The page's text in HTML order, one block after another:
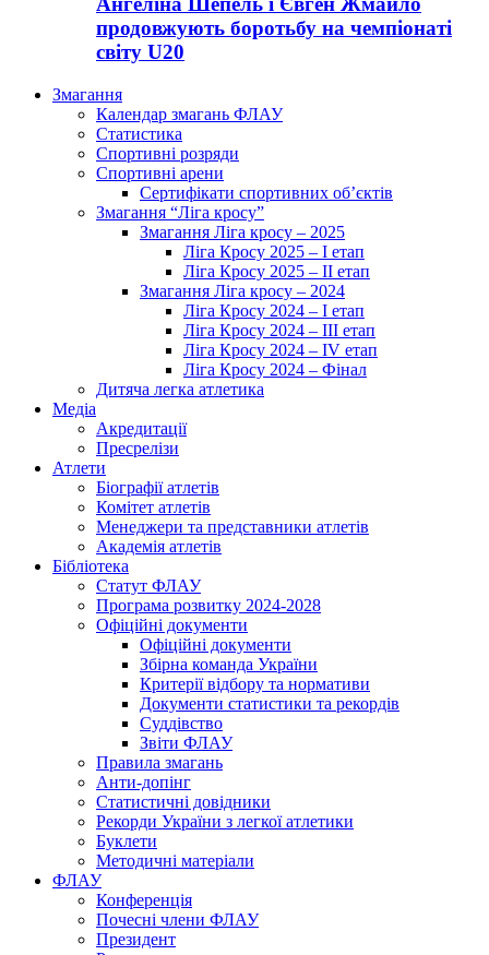
продовжують боротьбу на чемпіонаті
світу U20
Змагання
Календар змагань ФЛАУ
Статистика
Спортивні розряди
Спортивні арени
Сертифікати спортивних об’єктів
Змагання “Ліга кросу”
Змагання Ліга кросу – 2025
Ліга Кросу 2025 – I етап
Ліга Кросу 2025 – II етап
Змагання Ліга кросу – 2024
Ліга Кросу 2024 – I етап
Ліга Кросу 2024 – III етап
Ліга Кросу 2024 – IV етап
Ліга Кросу 2024 – Фінал
Дитяча легка атлетика
Медіа
Акредитації
Пресрелізи
Атлети
Біографії атлетів
Комітет атлетів
Менеджери та представники атлетів
Академія атлетів
Бібліотека
Статут ФЛАУ
Програма розвитку 2024-2028
Офіційні документи
Офіційні документи
Збірна команда України
Критерії відбору та нормативи
Документи статистики та рекордів
Суддівство
Звіти ФЛАУ
Правила змагань
Анти-допінг
Статистичні довідники
Рекорди України з легкої атлетики
Буклети
Методичні матеріали
ФЛАУ
Конференція
Почесні члени ФЛАУ
Президент